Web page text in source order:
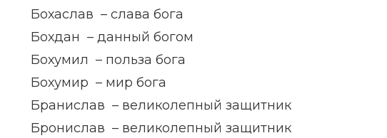
Бохаслав – слава бога
Бохдан – данный богом
Бохумил – польза бога
Бохумир – мир бога
Бранислав – великолепный защитник
Бронислав – великолепный защитник